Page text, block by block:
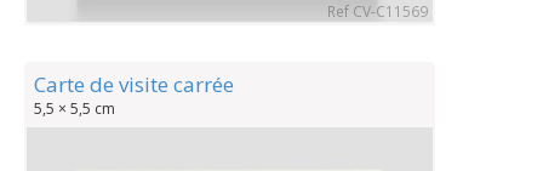
Ref CV-C11569
Carte de visite carrée
5,5 × 5,5 cm